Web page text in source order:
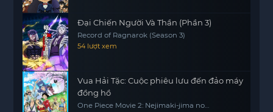
Đại Chiến Người Và Thần (Phần 3)
Record of Ragnarok (Season 3)
54 lượt xem
Vua Hải Tặc: Cuộc phiêu lưu đến đảo máy
đồng hồ
One Piece Movie 2: Nejimaki-jima no